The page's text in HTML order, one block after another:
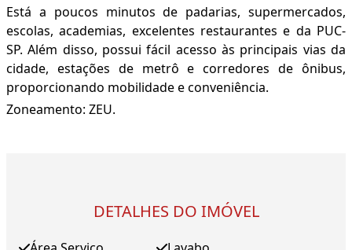
Está a poucos minutos de padarias, supermercados,
escolas, academias, excelentes restaurantes e da PUC-
SP. Além disso, possui fácil acesso às principais vias da
cidade, estações de metrô e corredores de ônibus,
proporcionando mobilidade e conveniência.
Zoneamento: ZEU.
DETALHES DO IMÓVEL